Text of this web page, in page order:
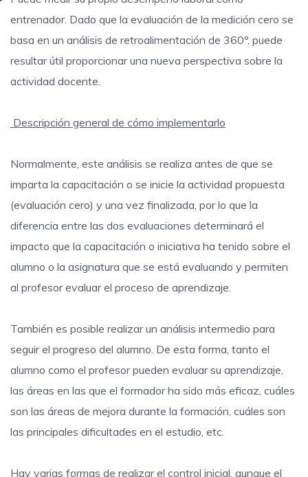
entrenador. Dado que la evaluación de la medición cero se
basa en un análisis de retroalimentación de 360º, puede
resultar útil proporcionar una nueva perspectiva sobre la
actividad docente.
Descripción general de cómo implementarlo
Normalmente, este análisis se realiza antes de que se
imparta la capacitación o se inicie la actividad propuesta
(evaluación cero) y una vez finalizada, por lo que la
diferencia entre las dos evaluaciones determinará el
impacto que la capacitación o iniciativa ha tenido sobre el
alumno o la asignatura que se está evaluando y permiten
al profesor evaluar el proceso de aprendizaje.
También es posible realizar un análisis intermedio para
seguir el progreso del alumno. De esta forma, tanto el
alumno como el profesor pueden evaluar su aprendizaje,
las áreas en las que el formador ha sido más eficaz, cuáles
son las áreas de mejora durante la formación, cuáles son
las principales dificultades en el estudio, etc.
Hay varias formas de realizar el control inicial, aunque el